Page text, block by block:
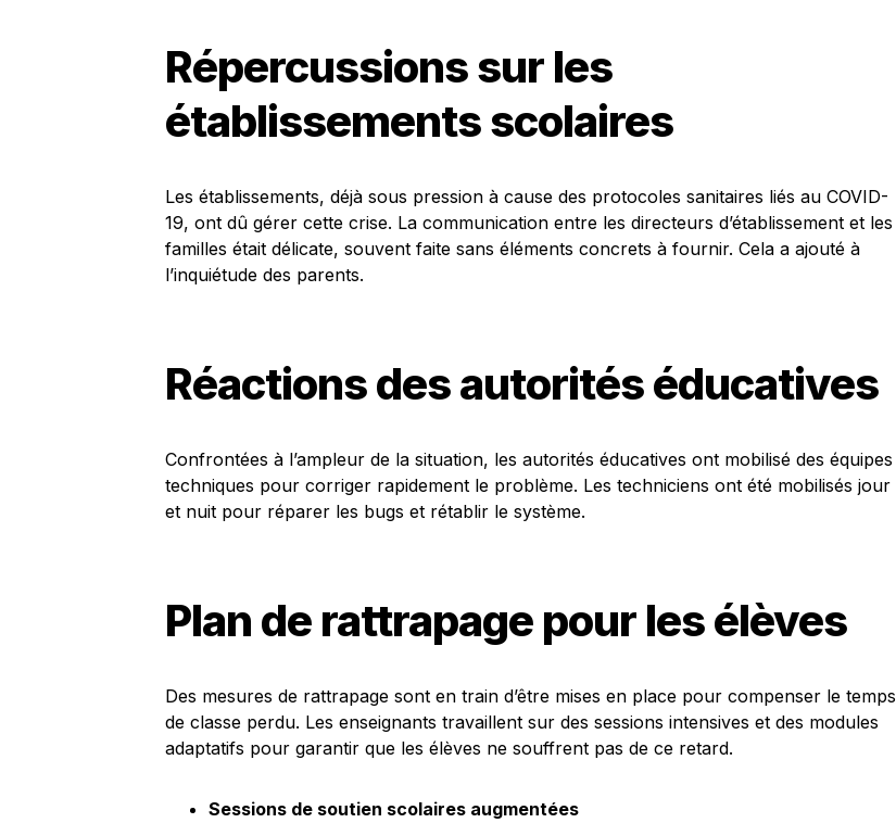
Répercussions sur les
établissements scolaires
Les établissements, déjà sous pression à cause des protocoles sanitaires liés au COVID-
19, ont dû gérer cette crise. La communication entre les directeurs d’établissement et les
familles était délicate, souvent faite sans éléments concrets à fournir. Cela a ajouté à
l’inquiétude des parents.
Réactions des autorités éducatives
Confrontées à l’ampleur de la situation, les autorités éducatives ont mobilisé des équipes
techniques pour corriger rapidement le problème. Les techniciens ont été mobilisés jour
et nuit pour réparer les bugs et rétablir le système.
Plan de rattrapage pour les élèves
Des mesures de rattrapage sont en train d’être mises en place pour compenser le temps
de classe perdu. Les enseignants travaillent sur des sessions intensives et des modules
adaptatifs pour garantir que les élèves ne souffrent pas de ce retard.
Sessions de soutien scolaires augmentées